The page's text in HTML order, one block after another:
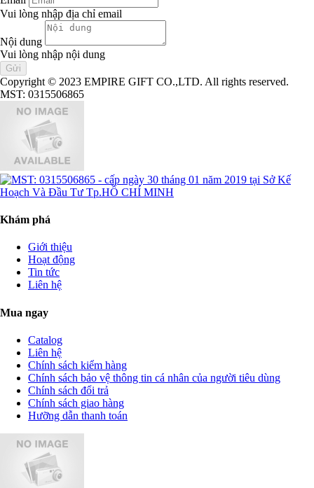
Vui lòng nhập địa chỉ email
Nội dung
Vui lòng nhập nội dung
Copyright © 2023 EMPIRE GIFT CO.,LTD. All rights reserved.
MST: 0315506865
Khám phá
Giới thiệu
Hoạt động
Tin tức
Liên hệ
Mua ngay
Catalog
Liên hệ
Chính sách kiểm hàng
Chính sách bảo vệ thông tin cá nhân của người tiêu dùng
Chính sách đổi trả
Chính sách giao hàng
Hưỡng dẫn thanh toán